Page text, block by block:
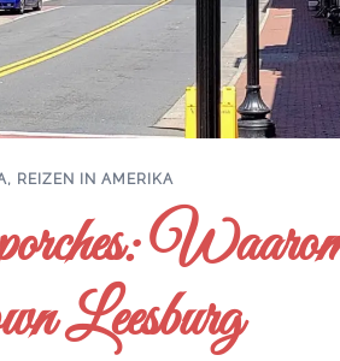
, REIZEN IN AMERIKA
Leesburg